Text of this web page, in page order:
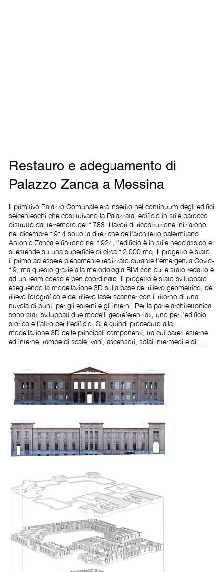
Il primitivo Palazzo Comunale era inserito nel continuum degli edifici
seicenteschi che costituivano la Palazzata, edificio in stile barocco
distrutto dal terremoto del 1783. I lavori di ricostruzione iniziarono
nel dicembre 1914 sotto la direzione dell'architetto palermitano
Antonio Zanca e finirono nel 1924; l'edificio è in stile neoclassico e
si estende su una superficie di circa 12.000 mq. Il progetto è stato
il primo ad essere pienamente realizzato durante l'emergenza Covid-
19, ma questo grazie alla metodologia BIM con cui è stato redatto e
ad un team coeso e ben coordinato. Il progetto è stato sviluppato
eseguendo la modellazione 3D sulla base del rilievo geometrico, del
rilievo fotografico e del rilievo laser scanner con il ritorno di una
nuvola di punti per gli esterni e gli interni. Per la parte architettonica
sono stati sviluppati due modelli georeferenziati; uno per l'edificio
storico e l'altro per l'edificio. Si è quindi proceduto alla
modellazione 3D delle principali componenti, tra cui pareti esterne
ed interne, rampe di scale, vani, ascensori, solai intermedi e di
voluto e doveva coniugare l'esigenza di efficienza energetica con la
tutela dell'edificio vincolato, aumentandone il valore patrimoniale,
migliorandone il comfort lavorativo e ambientale. Si è deciso di
intervenire sulla componente edile con la sostituzione degli infissi
esterni, rispettando fedelmente il prospetto originario, con la
muri perimetrali della palazzina uffici con un sistema di isolamento
esterno, oltre agli interventi di riqualificazione energetica sulla
componente impiantistica di entrambi gli edifici. La realizzazione di
un impianto fotovoltaico, installato sulla copertura piana del palazzo
storico, con la previsione di pannelli montati ad isole e non in zona
un'inclinazione tale da non essere visibile dal la strada
Restauro e adeguamento di
Palazzo Zanca a Messina